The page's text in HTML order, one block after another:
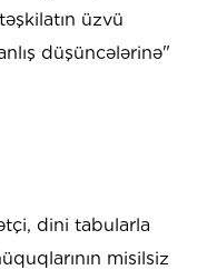
üzvü
düşüncələrinə"
dini tabularla
misilsiz